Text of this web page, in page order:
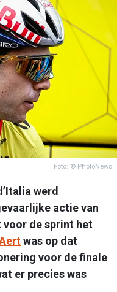
Foto: © PhotoNews
werd
actie van
de sprint het
was op dat
voor de finale
er precies was